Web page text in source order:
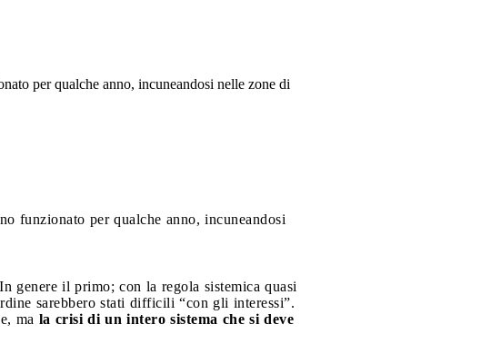
per qualche anno, incuneandosi nelle zone di
funzionato per qualche anno, incuneandosi
genere il primo; con la regola sistemica quasi
sarebbero stati difficili “con gli interessi”.
ma la crisi di un intero sistema che si deve